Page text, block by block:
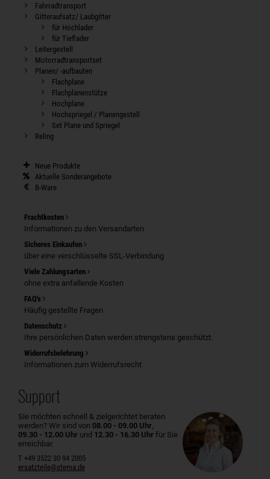
Fahrradtransport
Gitteraufsatz/ Laubgitter
für Hochlader
für Tieflader
Leitergestell
Motorradtransportset
Planen/ -aufbauten
Flachplane
Flachplanenstütze
Hochplane
Hochspriegel / Planengestell
Set Plane und Spriegel
Reling
Neue Produkte
Aktuelle Sonderangebote
B-Ware
Frachtkosten
Informationen zu den Versandarten
Sicheres Einkaufen
über eine verschlüsselte SSL-Verbindung
Viele Zahlungsarten
ohne extra anfallende Kosten
FAQ's
Häufig gestellte Fragen
Datenschutz
Ihre persönlichen Daten werden strengstens geschützt.
Widerrufsbelehrung
Informationen zum Widerrufsrecht
Support
Sie möchten schnell & zielgerichtet beraten
werden? Wir sind von 08.00 - 09.00 Uhr,
09.30 - 12.00 Uhr und 12.30 - 16.30 Uhr für Sie
erreichbar.
T +49 3522 30 94 2005
ersatzteile@stema.de